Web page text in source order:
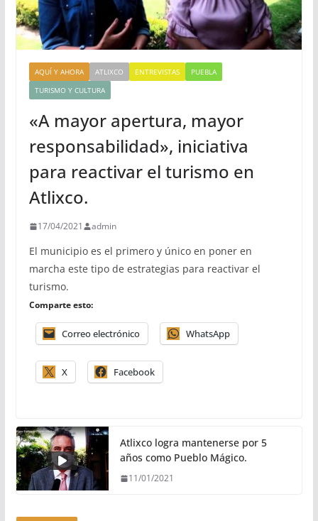
AQUÍ Y AHORA ATLIXCO ENTREVISTAS
PUEBLA
TURISMO Y CULTURA
«A mayor apertura, mayor
responsabilidad», iniciativa
para reactivar el turismo en
Atlixco.
17/04/2021 admin
El municipio es el primero y único en poner en
marcha este tipo de estrategias para reactivar el
turismo.
Comparte esto:
Correo electrónico WhatsApp
X Facebook
Atlixco logra mantenerse por 5
años como Pueblo Mágico.
11/01/2021